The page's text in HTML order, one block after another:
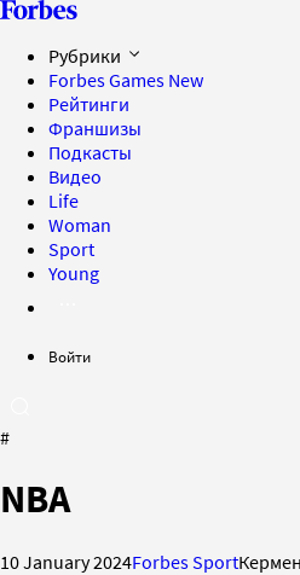
Рубрики
Forbes Games New
Рейтинги
Франшизы
Подкасты
Видео
Life
Woman
Sport
Young
Войти
#
NBA
10 January 2024Forbes Sport